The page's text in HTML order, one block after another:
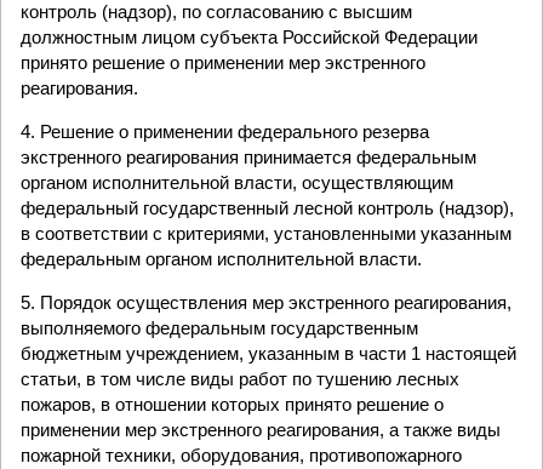
контроль (надзор), по согласованию с высшим
должностным лицом субъекта Российской Федерации
принято решение о применении мер экстренного
реагирования.
4. Решение о применении федерального резерва
экстренного реагирования принимается федеральным
органом исполнительной власти, осуществляющим
федеральный государственный лесной контроль (надзор),
в соответствии с критериями, установленными указанным
федеральным органом исполнительной власти.
5. Порядок осуществления мер экстренного реагирования,
выполняемого федеральным государственным
бюджетным учреждением, указанным в части 1 настоящей
статьи, в том числе виды работ по тушению лесных
пожаров, в отношении которых принято решение о
применении мер экстренного реагирования, а также виды
пожарной техники, оборудования, противопожарного